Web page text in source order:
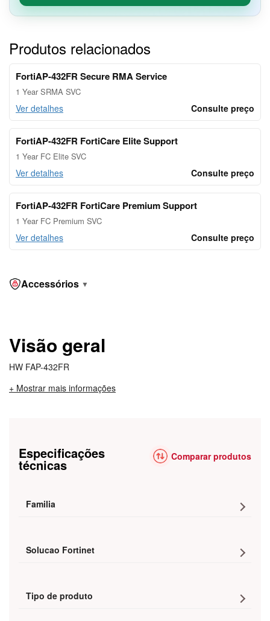
Produtos relacionados
FortiAP-432FR Secure RMA Service
1 Year SRMA SVC
Ver detalhes Consulte preço
FortiAP-432FR FortiCare Elite Support
1 Year FC Elite SVC
Ver detalhes Consulte preço
FortiAP-432FR FortiCare Premium Support
1 Year FC Premium SVC
Ver detalhes Consulte preço
Accessórios ▼
Visão geral
HW FAP-432FR
+ Mostrar mais informações
Especificações
técnicas Comparar produtos
Familia
Solucao Fortinet
Tipo de produto